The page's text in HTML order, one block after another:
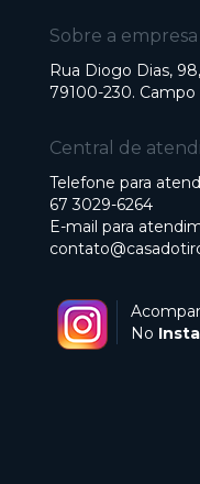
Sobre a empresa
Rua Diogo Dias,
79100-230. Campo
Central de
Telefone para
67 3029-6264
E-mail para
No